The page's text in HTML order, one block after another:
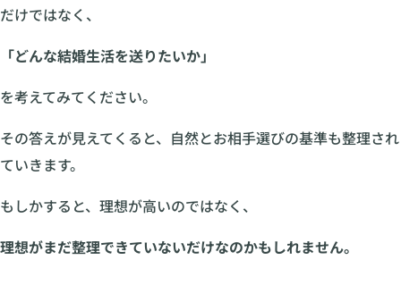
だけではなく、
「どんな結婚生活を送りたいか」
を考えてみてください。
その答えが見えてくると、自然とお相手選びの基準も整理され
ていきます。
もしかすると、理想が高いのではなく、
理想がまだ整理できていないだけなのかもしれません。